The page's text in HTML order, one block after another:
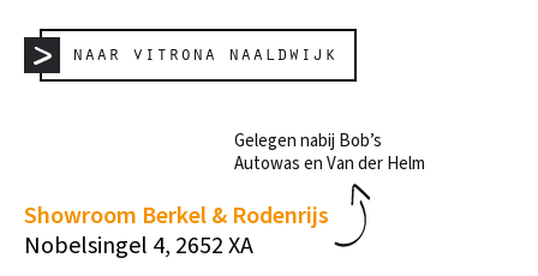
naar vitrona naaldwijk
Showroom Berkel & Rodenrijs
Nobelsingel 4, 2652 XA
Gelegen nabij Bob’s
Autowas en Van der Helm